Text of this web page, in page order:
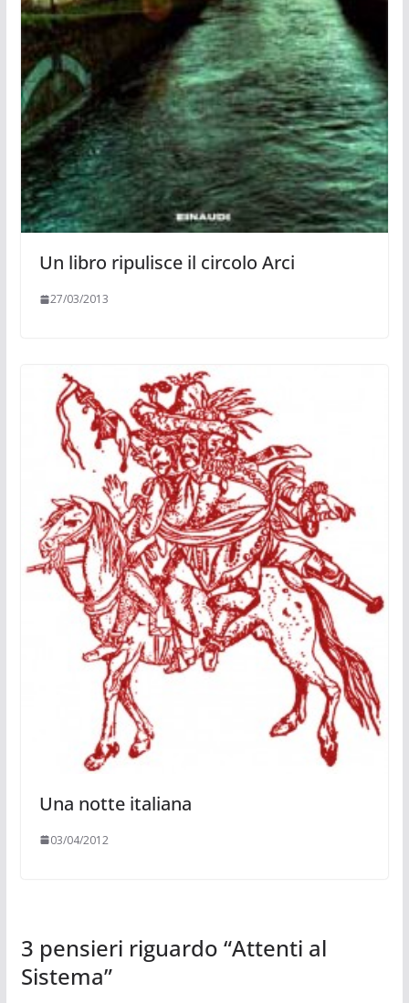
Un libro ripulisce il circolo Arci
27/03/2013
Una notte italiana
03/04/2012
3 pensieri riguardo “Attenti al
Sistema”